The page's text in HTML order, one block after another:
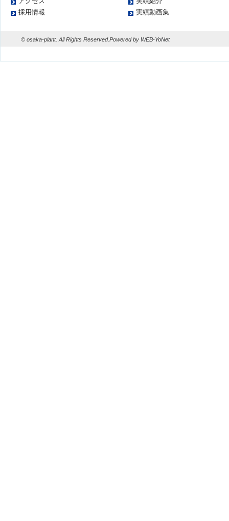
採用情報
実績動画集
© osaka-plant. All Rights Reserved.Powered by WEB-YoNet